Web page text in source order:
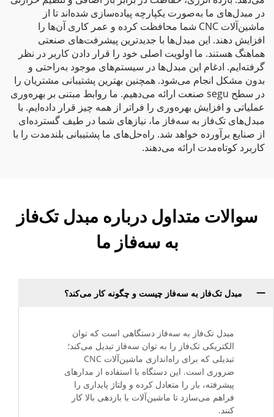
در مبدل‌های ما به‌صورت یکپارچه پیاده‌سازی شده‌اند تا از
ماشین‌آلات CNC شما محافظت کرده و عمر کاری آن‌ها را
افزایش دهند. این مبدل‌ها با جدیدترین پیشرفت‌های صنعتی
هماهنگ هستند. ما اولویت اصلی خود را قرار دادن کاربر در نظر
گرفته‌ایم. ادغام این مبدل‌ها در سیستم‌های موجود به‌راحتی و
بدون مشکل انجام می‌شود. همچنین بهترین پشتیبانی مشتریان را
در سطح segu صنعت ارائه می‌دهیم. ما روابط مبتنی بر بهره‌وری
عملیاتی و افزایش بهره‌وری را فراتر از همه چیز قرار داده‌ایم. با
مبدل‌های تک‌فاز به سه‌فاز ما، نیازهای شما در طیف گسترده‌ای
از صنایع برآورده خواهد شد. راه‌حل‌های ما پشتیبانی بلندمدت را با
کاربرد کوتاه‌مدت ارائه می‌دهند.
سوالات متداول درباره مبدل تک‌فاز
به سه‌فاز ما
مبدل تک‌فاز به سه‌فاز چیست و چگونه کار می‌کند؟
مبدل تک‌فاز به سه‌فاز دستگاهی است که توان
الکتریکی تک‌فاز را به توان سه‌فاز تبدیل می‌کند؛
تبدیلی که برای راه‌اندازی ماشین‌آلات CNC
ضروری است. این دستگاه با استفاده از مدارهای
پیشرفته، بار را متعادل کرده و ولتاژ پایداری را
فراهم می‌سازد تا ماشین‌آلات با بازدهی بالا کار
کنند.